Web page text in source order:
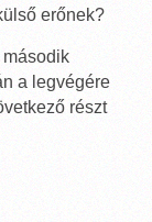
erőnek?
a legvégére
részt